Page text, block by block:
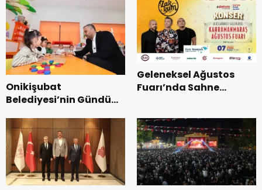
Onikişubat
Belediyesi’nin Gündüz
dönemin ön kayıtları
başladı.
Geleneksel Ağustos
Fuarı’nda Sahne